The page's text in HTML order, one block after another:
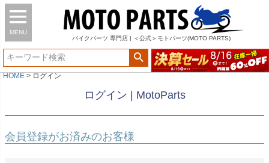
MENU
バイク パーツ 専門店 | ＜公式＞モトパーツ(MOTO PARTS)
HOME ログイン
ログイン | MotoParts
会員登録がお済みのお客様